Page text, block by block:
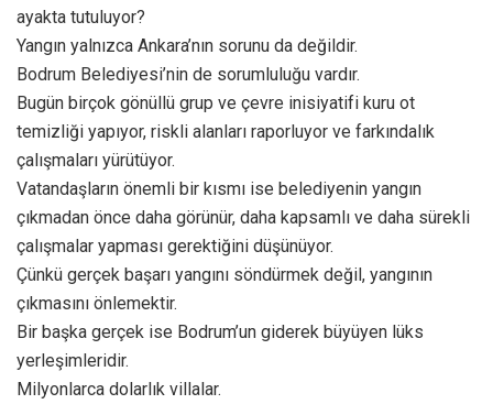
ayakta tutuluyor?
Yangın yalnızca Ankara’nın sorunu da değildir.
Bodrum Belediyesi’nin de sorumluluğu vardır.
Bugün birçok gönüllü grup ve çevre inisiyatifi kuru ot
temizliği yapıyor, riskli alanları raporluyor ve farkındalık
çalışmaları yürütüyor.
Vatandaşların önemli bir kısmı ise belediyenin yangın
çıkmadan önce daha görünür, daha kapsamlı ve daha sürekli
çalışmalar yapması gerektiğini düşünüyor.
Çünkü gerçek başarı yangını söndürmek değil, yangının
çıkmasını önlemektir.
Bir başka gerçek ise Bodrum’un giderek büyüyen lüks
yerleşimleridir.
Milyonlarca dolarlık villalar.